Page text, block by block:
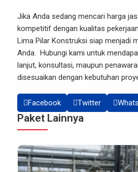
Jika Anda sedang mencari harga
kompetitif dengan kualitas
Lima Pilar Konstruksi siap menjadi
Anda. Hubungi kami untuk
lanjut, konsultasi, maupun
disesuaikan dengan kebutuhan
Facebook Twitter
Paket Lainnya